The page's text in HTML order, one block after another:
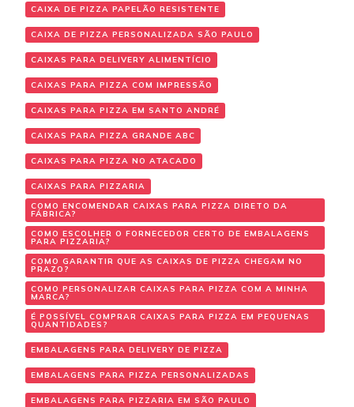
CAIXA DE PIZZA PAPELÃO RESISTENTE
CAIXA DE PIZZA PERSONALIZADA SÃO PAULO
CAIXAS PARA DELIVERY ALIMENTÍCIO
CAIXAS PARA PIZZA COM IMPRESSÃO
CAIXAS PARA PIZZA EM SANTO ANDRÉ
CAIXAS PARA PIZZA GRANDE ABC
CAIXAS PARA PIZZA NO ATACADO
CAIXAS PARA PIZZARIA
COMO ENCOMENDAR CAIXAS PARA PIZZA DIRETO DA
FÁBRICA?
COMO ESCOLHER O FORNECEDOR CERTO DE EMBALAGENS
PARA PIZZARIA?
COMO GARANTIR QUE AS CAIXAS DE PIZZA CHEGAM NO
PRAZO?
COMO PERSONALIZAR CAIXAS PARA PIZZA COM A MINHA
MARCA?
É POSSÍVEL COMPRAR CAIXAS PARA PIZZA EM PEQUENAS
QUANTIDADES?
EMBALAGENS PARA DELIVERY DE PIZZA
EMBALAGENS PARA PIZZA PERSONALIZADAS
EMBALAGENS PARA PIZZARIA EM SÃO PAULO